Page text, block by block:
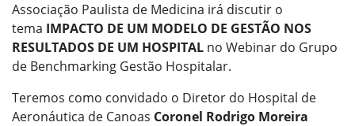
Associação Paulista de Medicina irá discutir o
tema IMPACTO DE UM MODELO DE GESTÃO NOS
RESULTADOS DE UM HOSPITAL no Webinar do Grupo
de Benchmarking Gestão Hospitalar.
Teremos como convidado o Diretor do Hospital de
Aeronáutica de Canoas Coronel Rodrigo Moreira